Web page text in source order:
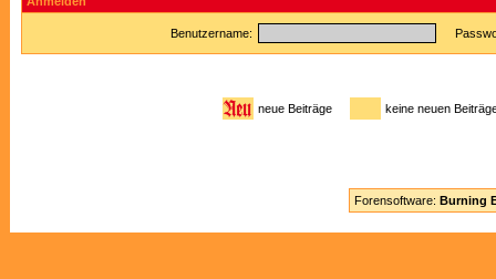
Benutzername:
neue Beiträge keine neuen
Forensoftware: Burning